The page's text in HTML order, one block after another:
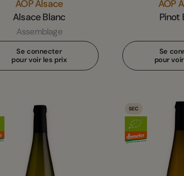
AOP Alsace
Alsace Blanc
Assemblage
Se connecter
pour voir les prix
AOP
Pinot
Se
pour
SEC